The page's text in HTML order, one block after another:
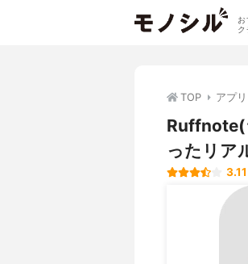
TOP アプリ
Ruffnote(
ったリア
3.11